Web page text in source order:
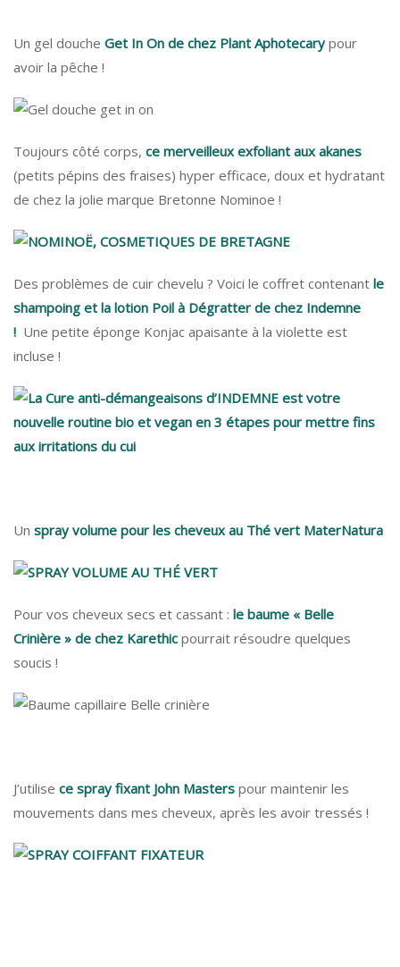
Un gel douche Get In On de chez Plant Aphotecarypour
avoir la pêche !
Toujours côté corps, ce merveilleux exfoliant aux akanes
(petits pépins des fraises) hyper efficace, doux et hydratant
de chez la jolie marque Bretonne Nominoe !
Des problèmes de cuir chevelu ? Voici le coffret contenant le
shampoing et la lotion Poil à Dégratter de chez Indemne
! Une petite éponge Konjac apaisante à la violette est
incluse !
Un spray volume pour les cheveux au Thé vert MaterNatura
Pour vos cheveux secs et cassant : le baume « Belle
Crinière » de chez Karethic pourrait résoudre quelques
soucis !
J’utilise ce spray fixant John Masters pour maintenir les
mouvements dans mes cheveux, après les avoir tressés !